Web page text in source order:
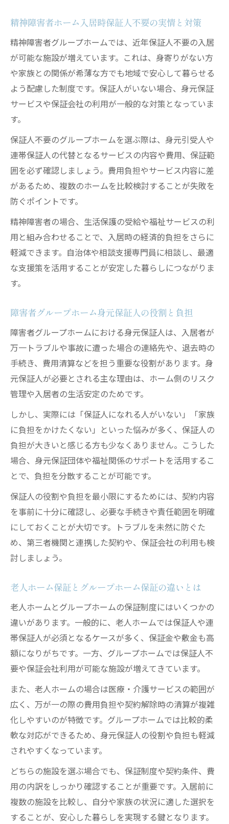
精神障害者ホーム入居時保証人不要の実情と対策
精神障害者グループホームでは、近年保証人不要の入居
が可能な施設が増えています。これは、身寄りがない方
や家族との関係が希薄な方でも地域で安心して暮らせる
よう配慮した制度です。保証人がいない場合、身元保証
サービスや保証会社の利用が一般的な対策となっていま
す。
保証人不要のグループホームを選ぶ際は、身元引受人や
連帯保証人の代替となるサービスの内容や費用、保証範
囲を必ず確認しましょう。費用負担やサービス内容に差
があるため、複数のホームを比較検討することが失敗を
防ぐポイントです。
精神障害者の場合、生活保護の受給や福祉サービスの利
用と組み合わせることで、入居時の経済的負担をさらに
軽減できます。自治体や相談支援専門員に相談し、最適
な支援策を活用することが安定した暮らしにつながりま
す。
障害者グループホーム身元保証人の役割と負担
障害者グループホームにおける身元保証人は、入居者が
万一トラブルや事故に遭った場合の連絡先や、退去時の
手続き、費用清算などを担う重要な役割があります。身
元保証人が必要とされる主な理由は、ホーム側のリスク
管理や入居者の生活安定のためです。
しかし、実際には「保証人になれる人がいない」「家族
に負担をかけたくない」といった悩みが多く、保証人の
負担が大きいと感じる方も少なくありません。こうした
場合、身元保証団体や福祉関係のサポートを活用するこ
とで、負担を分散することが可能です。
保証人の役割や負担を最小限にするためには、契約内容
を事前に十分に確認し、必要な手続きや責任範囲を明確
にしておくことが大切です。トラブルを未然に防ぐた
め、第三者機関と連携した契約や、保証会社の利用も検
討しましょう。
老人ホーム保証とグループホーム保証の違いとは
老人ホームとグループホームの保証制度にはいくつかの
違いがあります。一般的に、老人ホームでは保証人や連
帯保証人が必須となるケースが多く、保証金や敷金も高
額になりがちです。一方、グループホームでは保証人不
要や保証会社利用が可能な施設が増えてきています。
また、老人ホームの場合は医療・介護サービスの範囲が
広く、万が一の際の費用負担や契約解除時の清算が複雑
化しやすいのが特徴です。グループホームでは比較的柔
軟な対応ができるため、身元保証人の役割や負担も軽減
されやすくなっています。
どちらの施設を選ぶ場合でも、保証制度や契約条件、費
用の内訳をしっかり確認することが重要です。入居前に
複数の施設を比較し、自分や家族の状況に適した選択を
することが、安心した暮らしを実現する鍵となります。